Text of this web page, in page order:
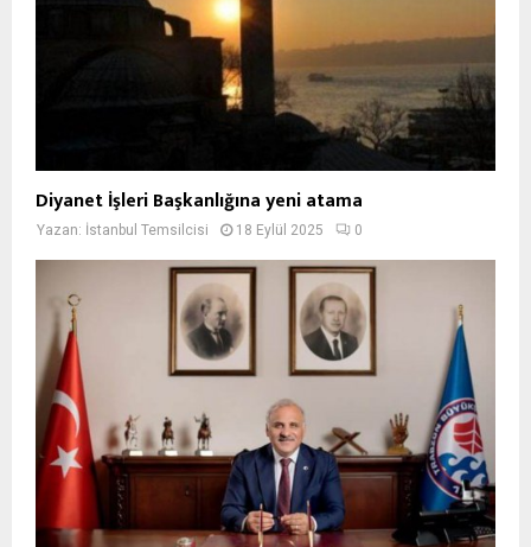
Diyanet İşleri Başkanlığına yeni atama
Yazan: İstanbul Temsilcisi 18 Eylül 2025 0